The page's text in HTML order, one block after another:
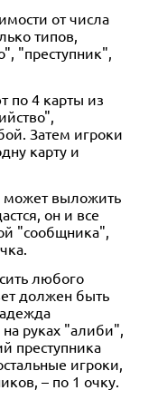
от числа
типов,
"преступник",
по 4 карты из
Затем игроки
карту и
может выложить
он и все
"сообщника",
любого
должен быть
на руках "алиби",
преступника
игроки,
– по 1 очку.